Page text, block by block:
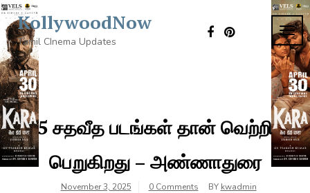
Skip
to
content
KollywoodNow
Tamil CInema Updates
5 சதவீத படங்கள் தான் வெற்றி
பெறுகிறது – அண்ணாதுரை
November 3, 2025 0 Comments BY kwadmin